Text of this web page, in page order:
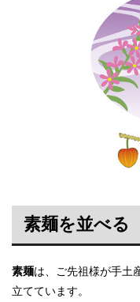
素麺を並べる
素麺は、ご先祖様が手土
立てています。